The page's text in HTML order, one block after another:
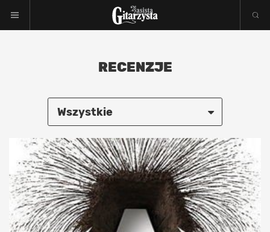
RECENZJE
Wszystkie
Metal
Pop
Rock i punk
Blues i soul